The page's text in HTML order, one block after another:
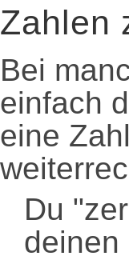
Zahlen
Bei
einfach
eine
Du
deinen